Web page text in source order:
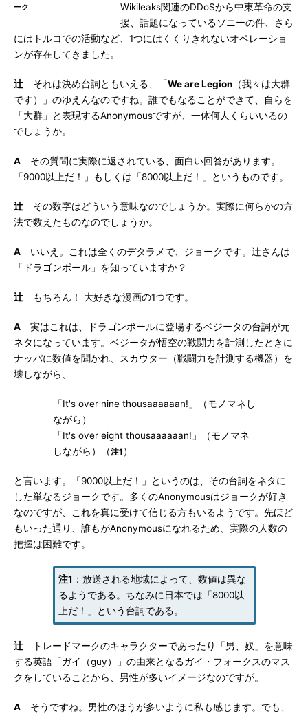
ーク
Wikileaks関連のDDoSから中東革命の支
援、話題になっているソニーの件、さら
にはトルコでの活動など、1つにはくくりきれないオペレーショ
ンが存在してきました。
辻 それは決め台詞ともいえる、「We are Legion （我々は大群
です）」のゆえんなのですね。誰でもなることができて、自らを
「大群」と表現するAnonymousですが、一体何人くらいいるの
でしょうか。
A その質問に実際に返されている、面白い回答があります。
「9000以上だ！」もしくは「8000以上だ！」というものです。
辻 その数字はどういう意味なのでしょうか。実際に何らかの方
法で数えたものなのでしょうか。
A いいえ。これは全くのデタラメで、ジョークです。辻さんは
「ドラゴンボール」を知っていますか？
辻 もちろん！ 大好きな漫画の1つです。
A 実はこれは、ドラゴンボールに登場するベジータの台詞が元
ネタになっています。ベジータが悟空の戦闘力を計測したときに
ナッパに数値を聞かれ、スカウター（戦闘力を計測する機器）を
壊しながら、
「It's over nine thousaaaaaan!」（モノマネし
ながら）
「It's over eight thousaaaaaan!」（モノマネ
しながら）（注1 ）
と言います。「9000以上だ！」というのは、その台詞をネタに
した単なるジョークです。多くのAnonymousはジョークが好き
なのですが、これを真に受けて信じる方もいるようです。先ほど
もいった通り、誰もがAnonymousになれるため、実際の人数の
把握は困難です。
注1 ：放送される地域によって、数値は異な
るようである。ちなみに日本では「8000以
上だ！」という台詞である。
辻 トレードマークのキャラクターであったり「男、奴」を意味
する英語「ガイ（guy）」の由来となるガイ・フォークスのマス
クをしていることから、男性が多いイメージなのですが。
A そうですね。男性のほうが多いように私も感じます。でも、